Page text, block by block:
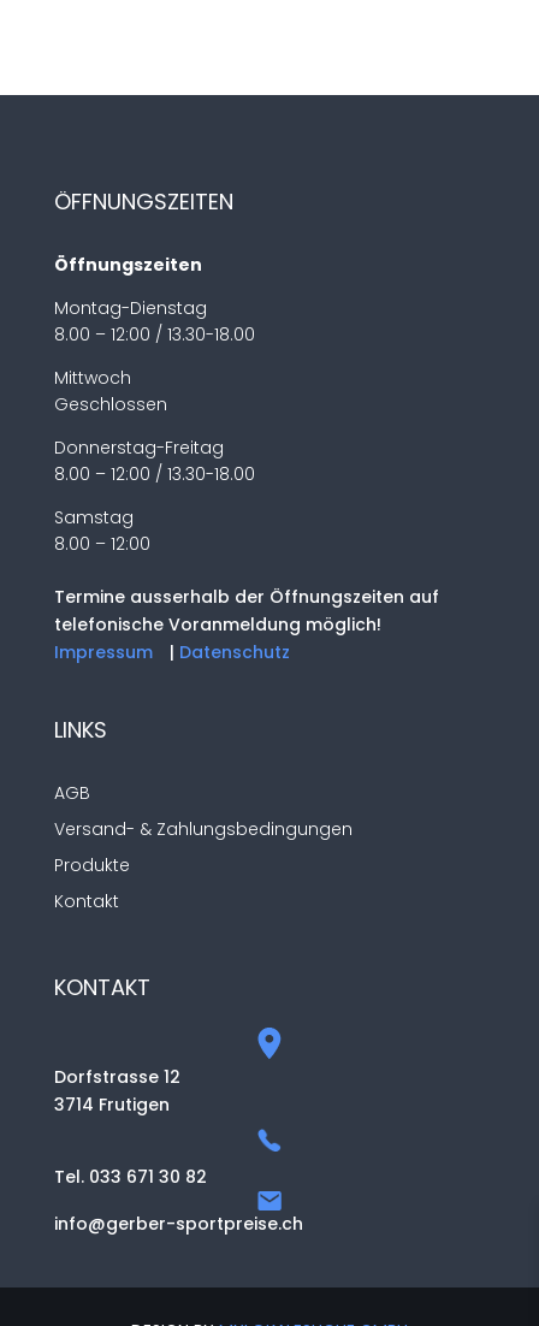
ÖFFNUNGSZEITEN
Öffnungszeiten
Montag-Dienstag
8.00 – 12:00 / 13.30-18.00
Mittwoch
Geschlossen
Donnerstag-Freitag
8.00 – 12:00 / 13.30-18.00
Samstag
8.00 – 12:00
Termine ausserhalb der Öffnungszeiten auf
telefonische Voranmeldung möglich!
Impressum
| Datenschutz
LINKS
AGB
Versand- & Zahlungsbedingungen
Produkte
Kontakt
KONTAKT
Dorfstrasse 12
3714 Frutigen
Tel. 033 671 30 82
info@gerber-sportpreise.ch